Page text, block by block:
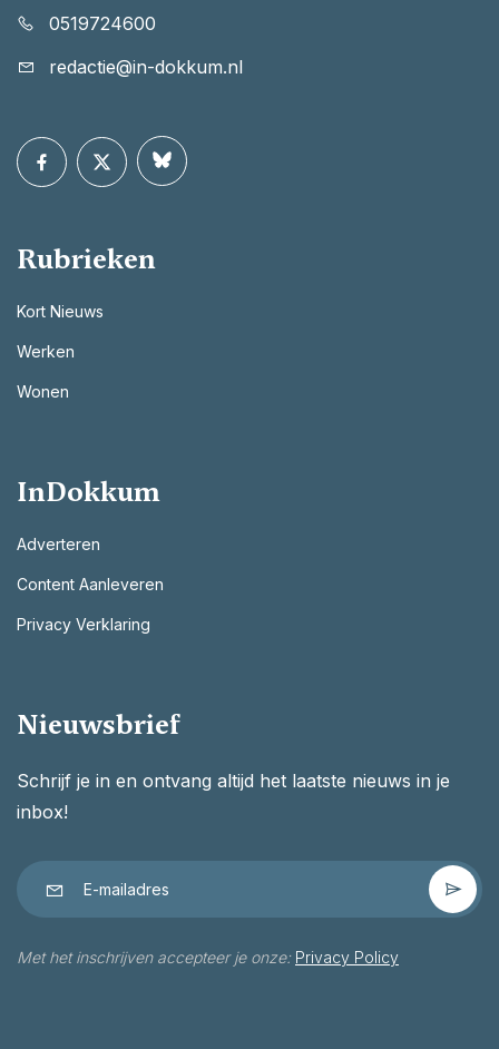
0519724600
redactie@in-dokkum.nl
Rubrieken
Kort Nieuws
Werken
Wonen
InDokkum
Adverteren
Content Aanleveren
Privacy Verklaring
Nieuwsbrief
Schrijf je in en ontvang altijd het laatste nieuws in je
inbox!
Met het inschrijven accepteer je onze: Privacy Policy